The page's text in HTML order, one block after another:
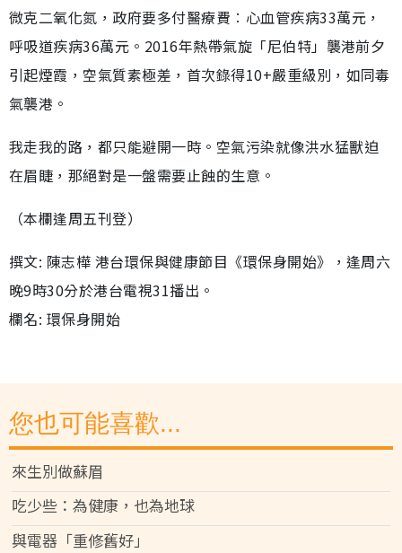
微克二氧化氮，政府要多付醫療費︰心血管疾病33萬元，
呼吸道疾病36萬元。2016年熱帶氣旋「尼伯特」襲港前夕
引起煙霞，空氣質素極差，首次錄得10+嚴重級別，如同毒
氣襲港。
我走我的路，都只能避開一時。空氣污染就像洪水猛獸迫
在眉睫，那絕對是一盤需要止蝕的生意。
（本欄逢周五刊登）
撰文: 陳志樺 港台環保與健康節目《環保身開始》，逢周六
晚9時30分於港台電視31播出。
欄名: 環保身開始
您也可能喜歡...
來生別做蘇眉
吃少些：為健康，也為地球
與電器「重修舊好」